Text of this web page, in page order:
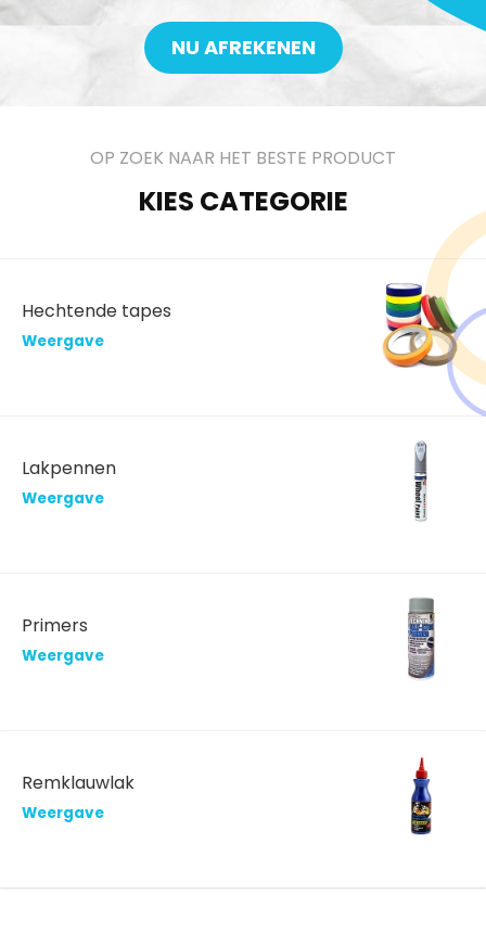
NU AFREKENEN
OP ZOEK NAAR HET BESTE PRODUCT
KIES CATEGORIE
Hechtende tapes
Weergave
Lakpennen
Weergave
Primers
Weergave
Remklauwlak
Weergave